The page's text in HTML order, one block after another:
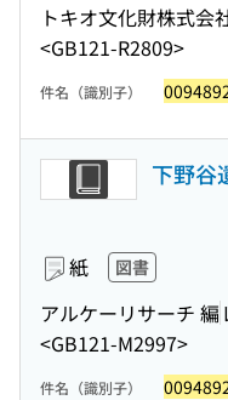
トキオ文化財株式会
<GB121-R2809>
件名（識別子）
下野谷
紙 図書
アルケーリサーチ 編
<GB121-M2997>
件名（識別子）